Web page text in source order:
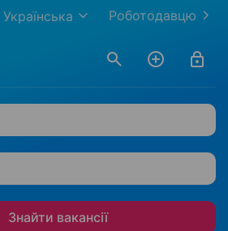
Роботодавцю
Українська
Знайти вакансії